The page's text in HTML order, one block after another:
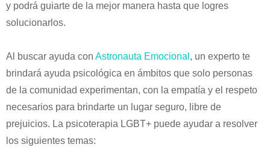
y podrá guiarte de la mejor manera hasta que logres
solucionarlos.
Al buscar ayuda con Astronauta Emocional , un experto te
brindará ayuda psicológica en ámbitos que solo personas
de la comunidad experimentan, con la empatía y el respeto
necesarios para brindarte un lugar seguro, libre de
prejuicios. La psicoterapia LGBT+ puede ayudar a resolver
los siguientes temas: